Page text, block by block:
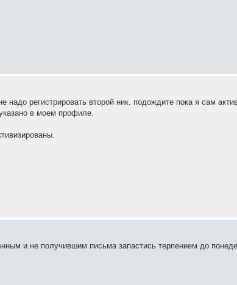
регистрировать второй ник. подождите пока я сам
в моем профиле.
и не получившим письма запастись терпением до